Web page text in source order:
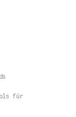
für